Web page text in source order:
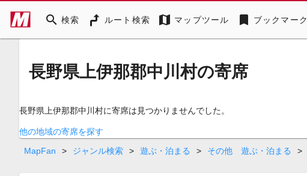
search 検索 ルート検索 map マップツール bookmark ブックマーク
長野県上伊那郡中川村の寄席
長野県上伊那郡中川村に寄席は見つかりませんでした。
他の地域の寄席を探す
MapFan
> ジャンル検索 > 遊ぶ・泊まる > その他 遊ぶ・泊まる >